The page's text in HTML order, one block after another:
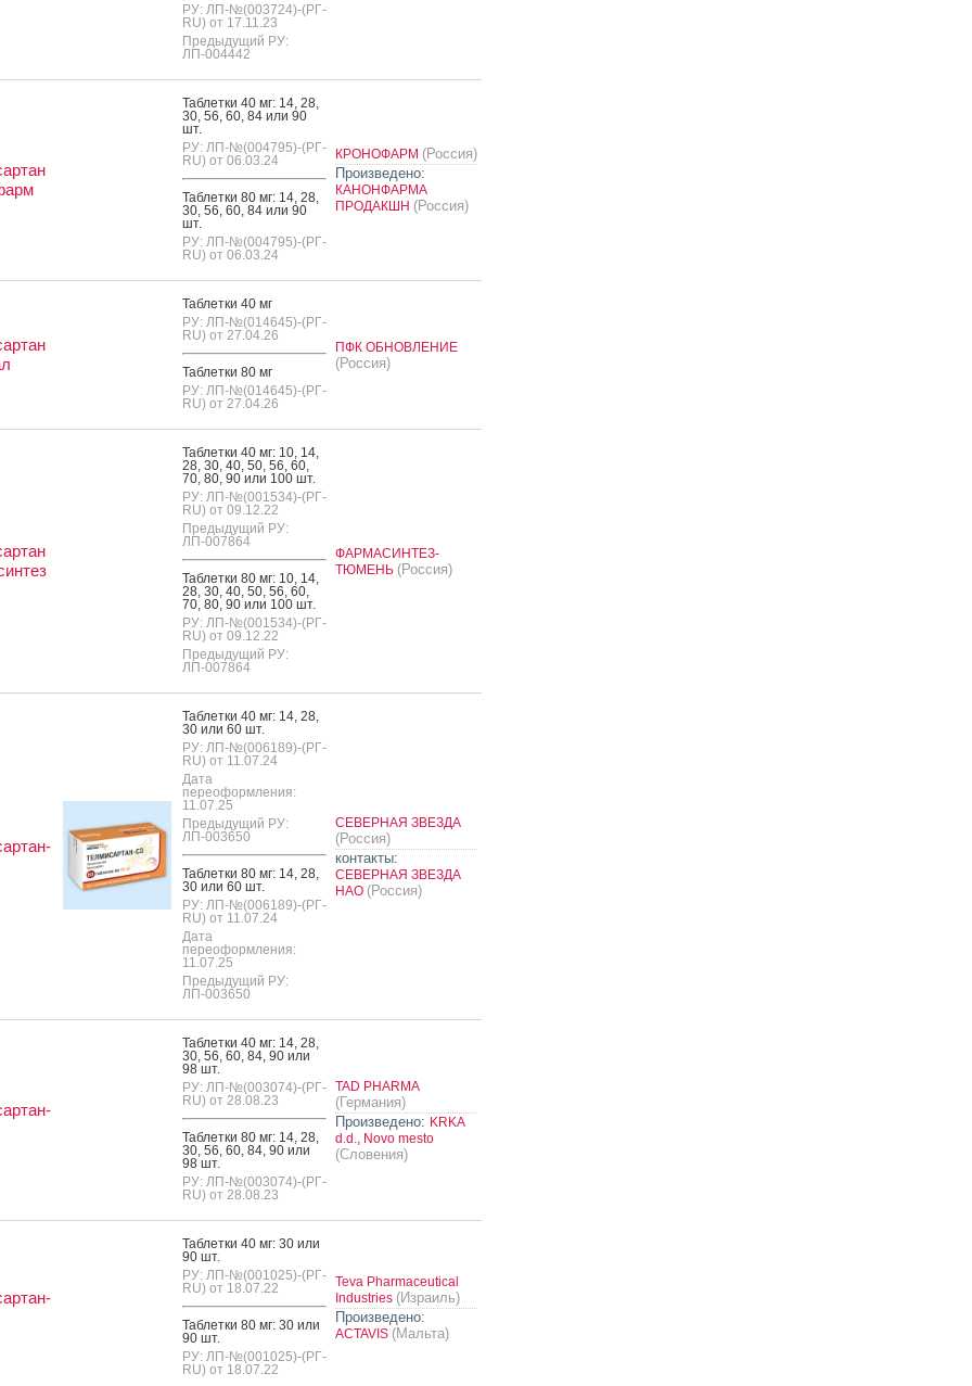
РУ: ЛП-№(003724)-(РГ-
RU) от 17.11.23
Предыдущий РУ:
ЛП-004442
Таб­летки 40 мг: 14, 28,
30, 56, 60, 84 или 90
шт.
РУ: ЛП-№(004795)-(РГ-
RU) от 06.03.24
Таб­летки 80 мг: 14, 28,
30, 56, 60, 84 или 90
шт.
РУ: ЛП-№(004795)-(РГ-
RU) от 06.03.24
КРОНОФАРМ (Россия)
Произведено:
КАНОНФАРМА
ПРОДАКШН (Россия)
Таб­летки 40 мг
РУ: ЛП-№(014645)-(РГ-
RU) от 27.04.26
Таб­летки 80 мг
РУ: ЛП-№(014645)-(РГ-
RU) от 27.04.26
ПФК ОБНОВЛЕНИЕ
(Россия)
Таб­летки 40 мг: 10, 14,
28, 30, 40, 50, 56, 60,
70, 80, 90 или 100 шт.
РУ: ЛП-№(001534)-(РГ-
RU) от 09.12.22
Предыдущий РУ:
ЛП-007864
Таб­летки 80 мг: 10, 14,
28, 30, 40, 50, 56, 60,
70, 80, 90 или 100 шт.
РУ: ЛП-№(001534)-(РГ-
RU) от 09.12.22
Предыдущий РУ:
ЛП-007864
ФАРМАСИНТЕЗ-
ТЮМЕНЬ (Россия)
Таб­летки 40 мг: 14, 28,
30 или 60 шт.
РУ: ЛП-№(006189)-(РГ-
RU) от 11.07.24
Дата
переоформления:
11.07.25
Предыдущий РУ:
ЛП-003650
Таб­летки 80 мг: 14, 28,
30 или 60 шт.
РУ: ЛП-№(006189)-(РГ-
RU) от 11.07.24
Дата
переоформления:
11.07.25
Предыдущий РУ:
ЛП-003650
СЕВЕРНАЯ ЗВЕЗДА
(Россия)
контакты:
СЕВЕРНАЯ ЗВЕЗДА
НАО (Россия)
Таб­летки 40 мг: 14, 28,
30, 56, 60, 84, 90 или
98 шт.
РУ: ЛП-№(003074)-(РГ-
RU) от 28.08.23
Таб­летки 80 мг: 14, 28,
30, 56, 60, 84, 90 или
98 шт.
РУ: ЛП-№(003074)-(РГ-
RU) от 28.08.23
TAD PHARMA
(Германия)
Произведено: KRKA
d.d., Novo mesto
(Словения)
Таб­летки 40 мг: 30 или
90 шт.
РУ: ЛП-№(001025)-(РГ-
RU) от 18.07.22
Таб­летки 80 мг: 30 или
90 шт.
РУ: ЛП-№(001025)-(РГ-
RU) от 18.07.22
Teva Pharmaceutical
Industries (Израиль)
Произведено:
ACTAVIS (Мальта)